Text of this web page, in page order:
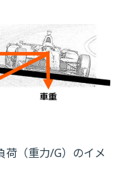
荷（重力/G）のイメ